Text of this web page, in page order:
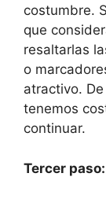
costumbre.
que
resaltarlas
o
atractivo.
tenemos
continuar.
Tercer